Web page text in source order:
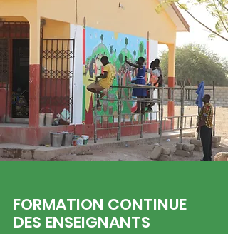
FORMATION CONTINUE
DES ENSEIGNANTS